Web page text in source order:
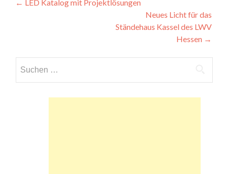
Beitragsnavigation
← LED Katalog mit Projektlösungen
Neues Licht für das
Ständehaus Kassel des LWV
Hessen →
nach: